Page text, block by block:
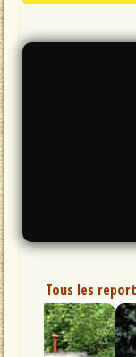
Tous les